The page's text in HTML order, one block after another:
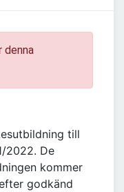
denna
till
2022. De
kommer
godkänd